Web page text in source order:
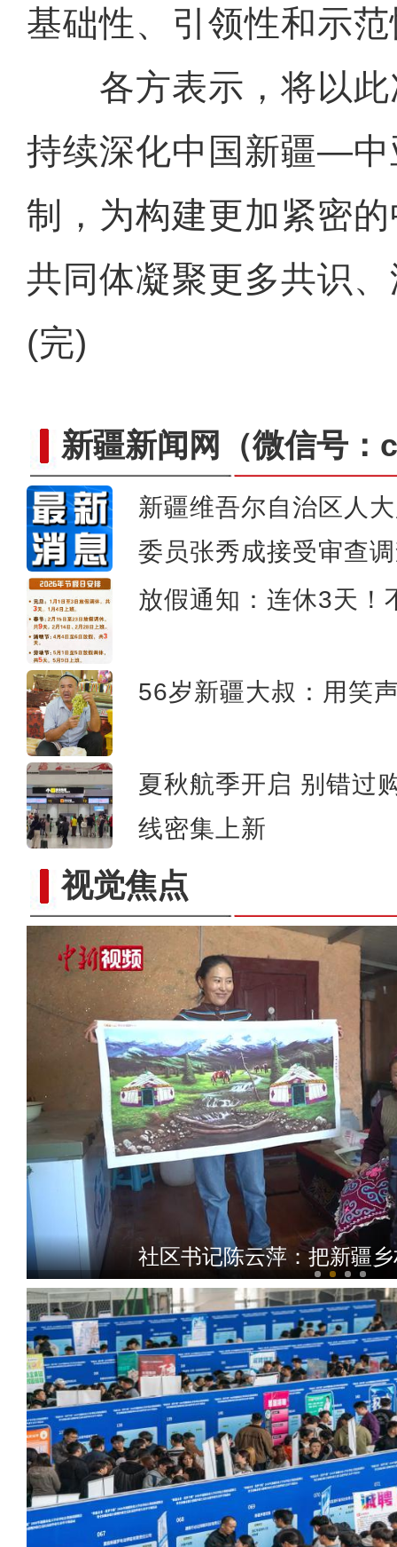
基础性、引领性和示
各方表示，将以此
持续深化中国新疆—中
制，为构建更加紧密
共同体凝聚更多共识
(完)
新疆新闻网 （微信号
新疆维吾尔自治区人
委员张秀成接受审查
放假通知：连休3天！
56岁新疆大叔：用笑
夏秋航季开启 别错过
线密集上新
视觉焦点
昌吉州新能源发展密
新疆莎车县棉花播种
社区书记陈云萍：把新疆